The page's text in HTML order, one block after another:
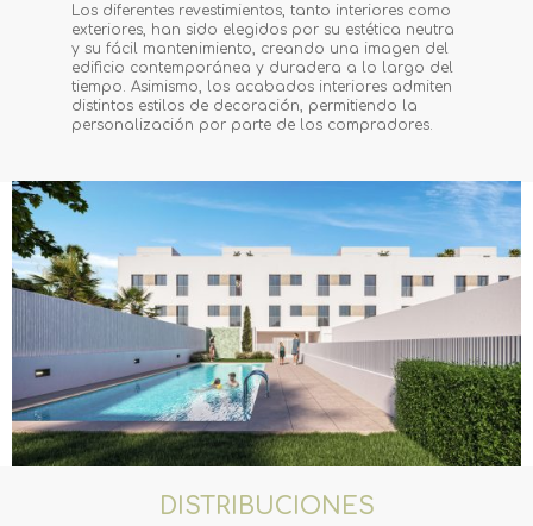
Los diferentes revestimientos, tanto interiores como
exteriores, han sido elegidos por su estética neutra
y su fácil mantenimiento, creando una imagen del
edificio contemporánea y duradera a lo largo del
tiempo. Asimismo, los acabados interiores admiten
distintos estilos de decoración, permitiendo la
personalización por parte de los compradores.
DISTRIBUCIONES